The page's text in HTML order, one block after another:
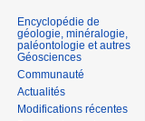
Encyclopédie de
géologie, minéralogie,
paléontologie et autres
Géosciences
Communauté
Actualités
Modifications récentes